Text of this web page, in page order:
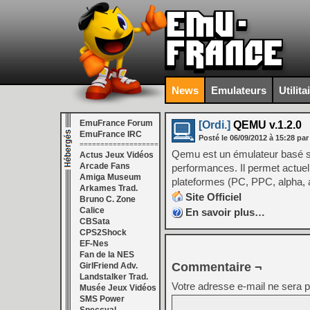
News Emulateurs
EmuFrance Forum
EmuFrance IRC
===================
Actus Jeux Vidéos
Arcade Fans
Amiga Museum
Arkames Trad.
Bruno C. Zone
Calice
CBSata
CPS2Shock
EF-Nes
Fan de la NES
GirlFriend Adv.
Landstalker Trad.
Musée Jeux Vidéos
SMS Power
[Ordi.] QEMU v.1.2.0
Posté le 06/09/2012 à 15:28 par
Qemu est un émulateur basé
performances. Il permet
plateformes (PC, PPC,
Site Officiel
En savoir plus…
Commentaire ¬
Votre adresse e-mail ne sera